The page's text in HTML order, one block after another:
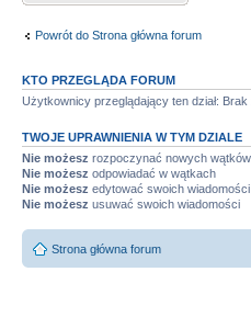
Powrót do Strona główna forum
KTO PRZEGLĄDA FORUM
Użytkownicy przeglądający ten dział:
TWOJE UPRAWNIENIA W TYM DZIALE
Nie możesz rozpoczynać nowych wątków
Nie możesz odpowiadać w wątkach
Nie możesz edytować swoich wiadomości
Nie możesz usuwać swoich wiadomości
Strona główna forum